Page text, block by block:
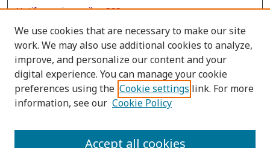
Notify me via email orRSS
Browse
Collections
Disciplines
Authors
We use cookies that are necessary to make our site
work. We may also use additional cookies to analyze,
improve, and personalize our content and your
digital experience. You can manage your cookie
preferences using the Cookie settings link. For more
information, see our Cookie Policy
Accept all cookies